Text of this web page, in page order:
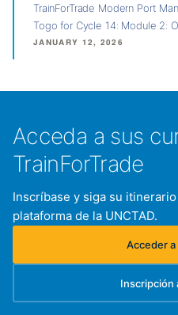
TrainForTrade Modern Port
Togo for Cycle 14: Module 2:
JANUARY 12, 2026
Acceda a sus
TrainForTrade
Inscríbase y siga su
plataforma de la UNCTAD.
Acceder
Inscripción